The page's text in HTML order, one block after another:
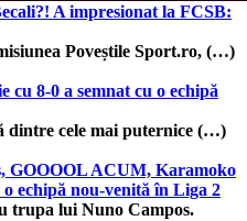
A impresionat la FCSB:
Poveștile Sport.ro, (…)
8-0 a semnat cu o echipă
dintre cele mai puternice (…)
GOOOOL ACUM, Karamoko
echipă nou-venită în Liga 2
trupa lui Nuno Campos.